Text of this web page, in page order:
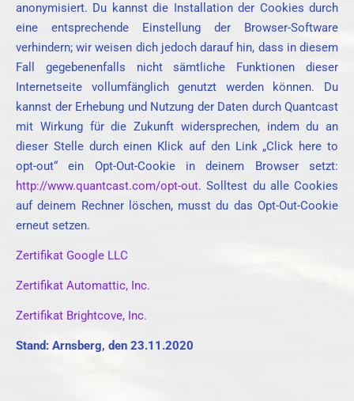
anonymisiert. Du kannst die Installation der Cookies durch
eine entsprechende Einstellung der Browser-Software
verhindern; wir weisen dich jedoch darauf hin, dass in diesem
Fall gegebenenfalls nicht sämtliche Funktionen dieser
Internetseite vollumfänglich genutzt werden können. Du
kannst der Erhebung und Nutzung der Daten durch Quantcast
mit Wirkung für die Zukunft widersprechen, indem du an
dieser Stelle durch einen Klick auf den Link „Click here to
opt-out“ ein Opt-Out-Cookie in deinem Browser setzt:
http://www.quantcast.com/opt-out. Solltest du alle Cookies
auf deinem Rechner löschen, musst du das Opt-Out-Cookie
erneut setzen.
Zertifikat Google LLC
Zertifikat Automattic, Inc.
Zertifikat Brightcove, Inc.
Stand: Arnsberg, den 23.11.2020